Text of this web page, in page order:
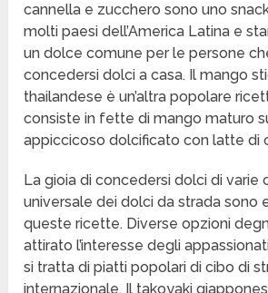
cannella e zucchero sono uno
molti paesi dell’America Latina e
un dolce comune per le persone
concedersi dolci a casa. Il mango
thailandese è un’altra popolare
consiste in fette di mango maturo
appiccicoso dolcificato con latte di
La gioia di concedersi dolci di varie
universale dei dolci da strada sono
queste ricette. Diverse opzioni
attirato l’interesse degli
si tratta di piatti popolari di cibo di
internazionale. Il takoyaki